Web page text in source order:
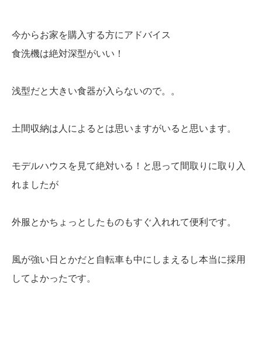
今からお家を購入する方にアドバイス
食洗機は絶対深型がいい！
浅型だと大きい食器が入らないので。。
土間収納は人によるとは思いますがいると思います。
モデルハウスを見て絶対いる！と思って間取りに取り入
れましたが
外服とかちょっとしたものもすぐ入れれて便利です。
風が強い日とかだと自転車も中にしまえるし本当に採用
してよかったです。